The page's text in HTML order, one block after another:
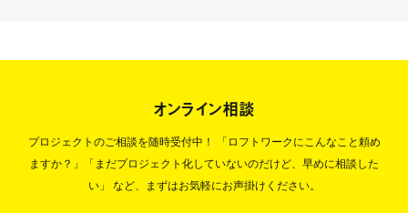
オンライン相談
プロジェクトのご相談を随時受付中！
「ロフトワークにこんなこと頼め
ますか？」「まだプロジェクト化していないのだけど、早めに相談した
い」
など、まずはお気軽にお声掛けください。